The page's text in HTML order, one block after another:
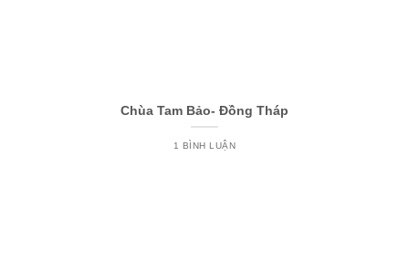
Chùa Tam Bảo- Đồng Tháp
1 BÌNH LUẬN